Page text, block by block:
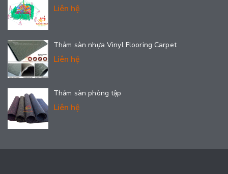
Liên hệ
Thảm sàn nhựa Vinyl Flooring Carpet
Liên hệ
Thảm sàn phòng tập
Liên hệ